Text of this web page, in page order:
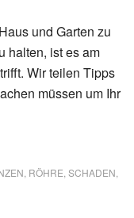
und Garten zu
halten, ist es am
Wir teilen Tipps
müssen um Ihr
RÖHRE SCHADEN